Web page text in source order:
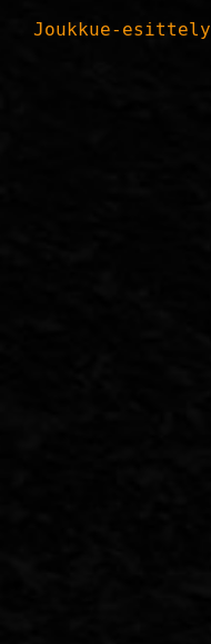
Joukkue-esittely